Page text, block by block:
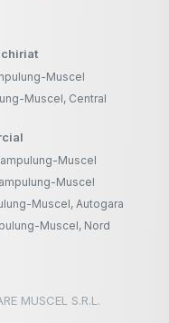
Muscel
Muscel, Central
Muscel
Muscel
Muscel, Autogara
Muscel, Nord
MUSCEL S.R.L.